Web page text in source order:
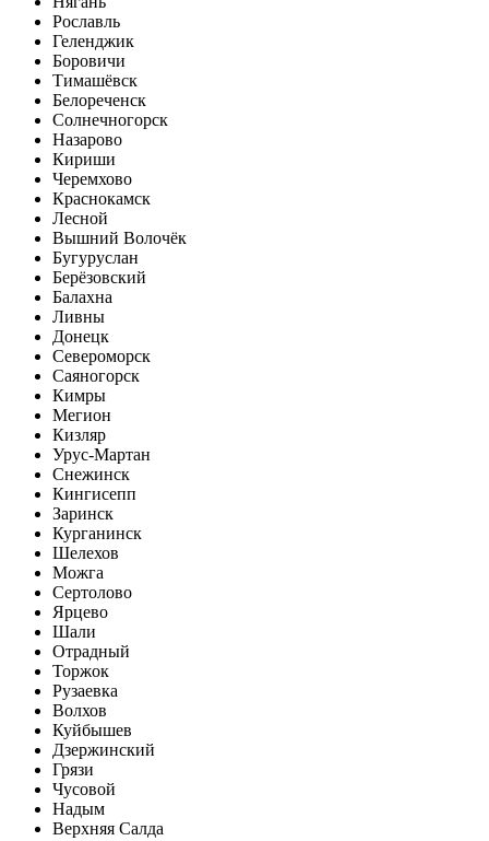
Рославль
Геленджик
Боровичи
Тимашёвск
Белореченск
Солнечногорск
Назарово
Кириши
Черемхово
Краснокамск
Лесной
Вышний Волочёк
Бугуруслан
Берёзовский
Балахна
Ливны
Донецк
Североморск
Саяногорск
Кимры
Мегион
Кизляр
Урус-Мартан
Снежинск
Кингисепп
Заринск
Курганинск
Шелехов
Можга
Сертолово
Ярцево
Шали
Отрадный
Торжок
Рузаевка
Волхов
Куйбышев
Дзержинский
Грязи
Чусовой
Надым
Верхняя Салда